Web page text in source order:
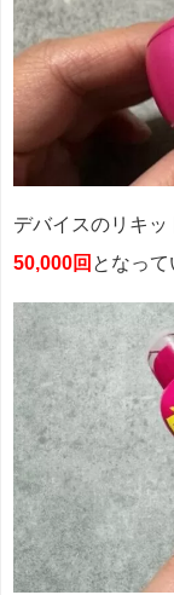
デバイスのリキ
50,000回 となって